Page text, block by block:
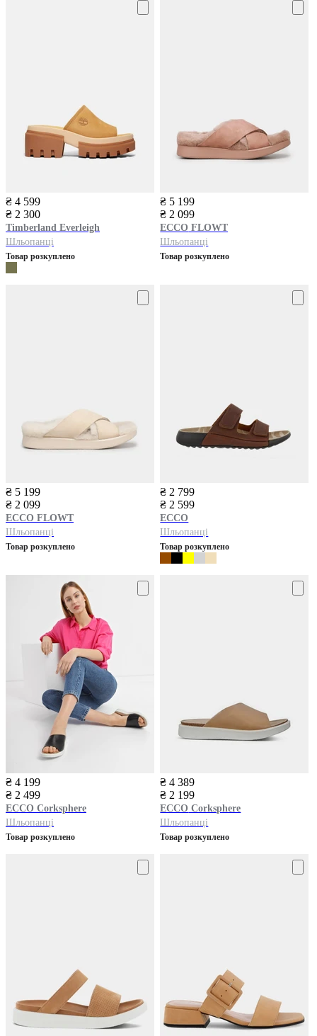
₴ 4 599
₴ 2 300
Timberland Everleigh
Шльопанці
Товар розкуплено
₴ 5 199
₴ 2 099
ECCO FLOWT
Шльопанці
Товар розкуплено
₴ 5 199
₴ 2 099
ECCO FLOWT
Шльопанці
Товар розкуплено
₴ 2 799
₴ 2 599
ECCO
Шльопанці
Товар розкуплено
₴ 4 199
₴ 2 499
ECCO Corksphere
Шльопанці
Товар розкуплено
₴ 4 389
₴ 2 199
ECCO Corksphere
Шльопанці
Товар розкуплено